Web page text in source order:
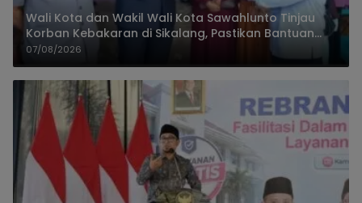
Wali Kota dan Wakil Wali Kota Sawahlunto Tinjau
Korban Kebakaran di Sikalang, Pastikan Bantuan
dan Perkuat Mitigasi Bencana
07/08/2026